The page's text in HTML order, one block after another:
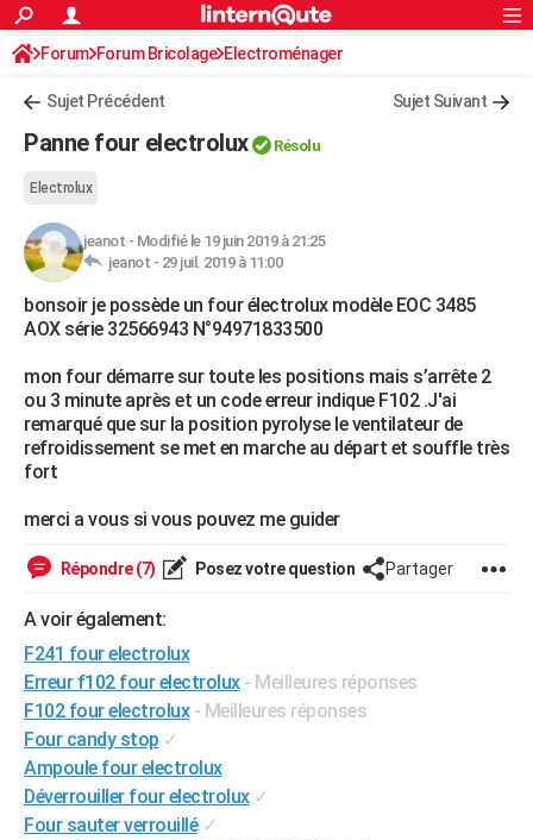
ACTUALITÉS
Politique
Société
Faits Divers
Education
Monde
Villes
+
AUTO
Essais
Réserver un essai
Citadines
Berlines
SUV
Forum auto
+HIGH-TECH
Mobiles
Meilleur smartphone
Internet
Ordinateurs
Jeux vidéo
Guide high-tech
+BRICOLAGE
WEEK-END
Guides de France
Escapades
Patrimoine
Expositions
Musées
Week-end nature
+LIFESTYLE
Art de vivre
Bien-être
Loisirs
Mode
Modes de vie
SANTE
Alimentation
Guide de la santé
Maladies
Médicaments
Sommeil
VOYAGE
Destinations
City break
Voyage nature
Voyage de noces
Forum
Climat
PHOTO
GUIDES D'ACHAT
BONS PLANS
CARTE DE VOEUX
Carte de Noël
Carte Bonne année
Carte Saint-Valentin
Carte Pâques
Carte d'anniversaire
DICTIONNAIRE
Dictionnaire
Biographies
Citations
Expressions
Proverbes
PROGRAMME TV
S'inscrire
Connexion
Forum Forum Bricolage Electroménager
Sujet Précédent Sujet Suivant
Panne four electrolux Résolu
Electrolux
jeanot - Modifié le 19 juin 2019 à 21:25
jeanot - 29 juil. 2019 à 11:00
bonsoir je possède un four électrolux modèle EOC 3485
AOX série 32566943 N°94971833500
mon four démarre sur toute les positions mais s’arrête 2
ou 3 minute après et un code erreur indique F102 .J'ai
remarqué que sur la position pyrolyse le ventilateur de
refroidissement se met en marche au départ et souffle très
fort
merci a vous si vous pouvez me guider
Répondre (7) Posez votre question Partager
A voir également:
F241 four electrolux
Erreur f102 four electrolux - Meilleures réponses
F102 four electrolux - Meilleures réponses
Four candy stop ✓
Ampoule four electrolux
Déverrouiller four electrolux ✓
Four sauter verrouillé ✓